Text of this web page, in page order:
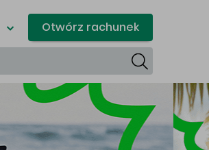
Otwórz rachunek